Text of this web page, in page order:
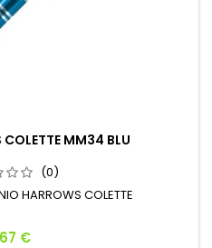
COLETTE MM34 BLU
(0)
HARROWS COLETTE
€